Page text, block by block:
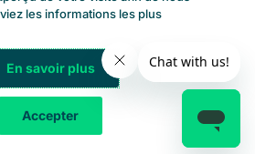
Wealth
les informations les plus
En savoir plus
Accepter